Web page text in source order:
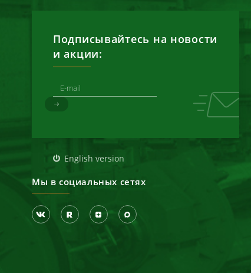
Подписывайтесь на новости
и акции:
English version
Мы в социальных сетях